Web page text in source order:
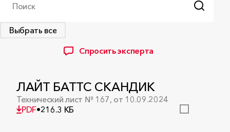
Выбрать все
Спросить эксперта
Поиск
ЛАЙТ БАТТС СКАНДИК
Технический лист № 167, от 10.09.2024
PDF•216.3 КБ